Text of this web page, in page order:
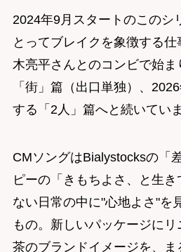
2024年9月スタートのこのシ
とってブレイクを象徴する
木亮平さんとのコンビで始
「街」篇（出口単独）、
する「2人」篇へと続いていま
CMソングはBialystocksの「
ピーの「きもちよさ、と生
ない日常の中に"心地よさ"を
もの。新しいパッケージに
茶のブランドイメージを、ま